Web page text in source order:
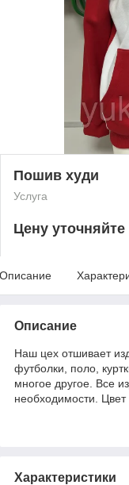
Пошив худи
Услуга
Цену уточняйте
Описание
Описание
Наш цех отшивает
футболки, поло,
многое другое. Все
необходимости.
Характеристики